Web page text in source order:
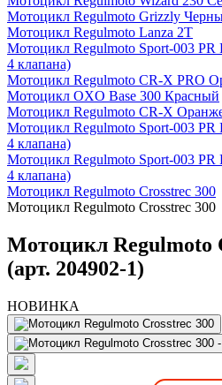
Мотоцикл Regulmoto Grizzly
Мотоцикл Regulmoto Lanza 2T
Мотоцикл Regulmoto Sport-003 PR
4 клапана)
Мотоцикл Regulmoto CR-X PRO
Мотоцикл OXO Base 300 Красный
Мотоцикл Regulmoto CR-X
Мотоцикл Regulmoto Sport-003 PR
4 клапана)
Мотоцикл Regulmoto Sport-003 PR
4 клапана)
Мотоцикл Regulmoto Crosstrec 300
Мотоцикл Regulmoto Crosstrec 300
Мотоцикл Regulmoto
(арт. 204902-1)
НОВИНКА